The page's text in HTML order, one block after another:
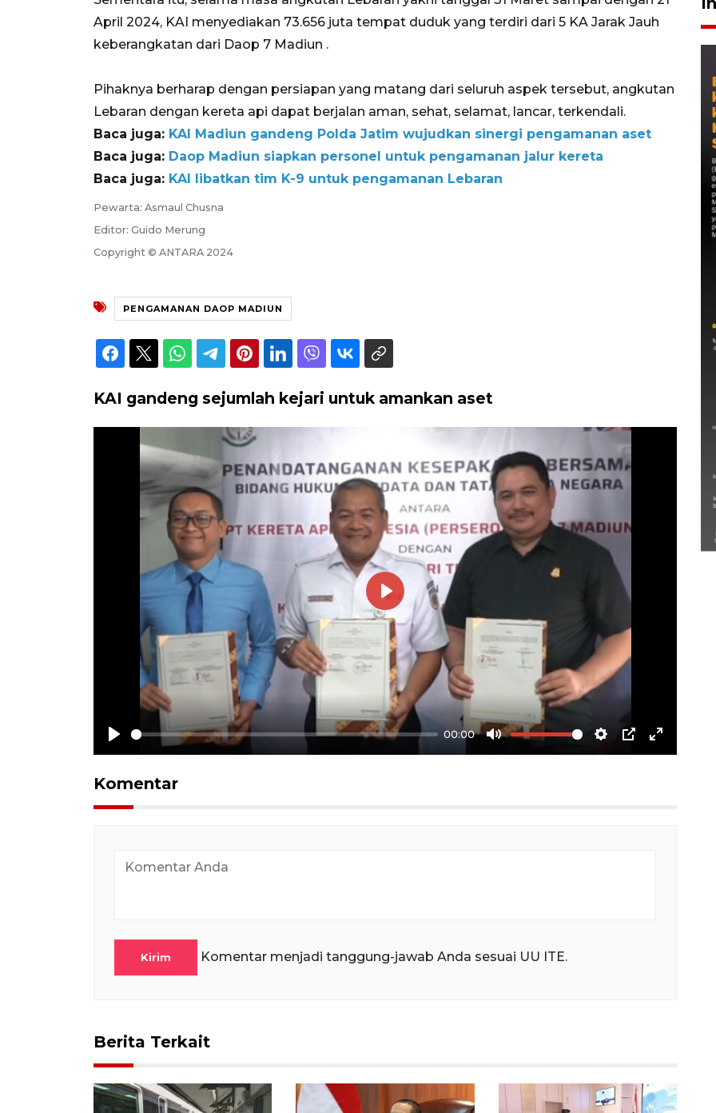
April 2024, KAI menyediakan 73.656 juta tempat duduk yang terdiri dari 5 KA Jarak Jauh
keberangkatan dari Daop 7 Madiun .
Pihaknya berharap dengan persiapan yang matang dari seluruh aspek tersebut, angkutan
Lebaran dengan kereta api dapat berjalan aman, sehat, selamat, lancar, terkendali.
Baca juga: KAI Madiun gandeng Polda Jatim wujudkan sinergi pengamanan aset
Baca juga: Daop Madiun siapkan personel untuk pengamanan jalur kereta
Baca juga: KAI libatkan tim K-9 untuk pengamanan Lebaran
Pewarta: Asmaul Chusna
Editor: Guido Merung
Copyright © ANTARA 2024
PENGAMANAN DAOP MADIUN
KAI gandeng sejumlah kejari untuk amankan aset
Play
00:00
Mute Settings
PIP Enter
Play
Komentar
Kirim Komentar menjadi tanggung-jawab Anda sesuai UU ITE.
Berita Terkait
Semarak Lebaran Ketupat di
berbagai daerah
28 Maret 2026